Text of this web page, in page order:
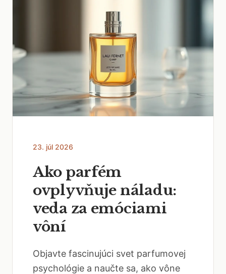
23. júl 2026
Ako parfém
ovplyvňuje náladu:
veda za emóciami
vôní
Objavte fascinujúci svet parfumovej
psychológie a naučte sa, ako vône